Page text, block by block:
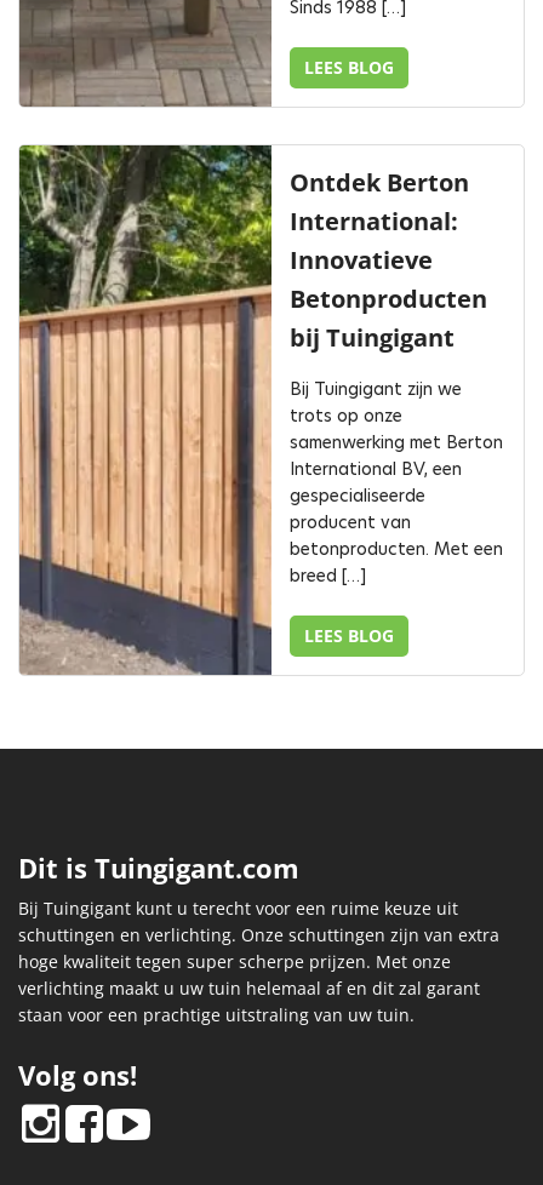
Sinds 1988 […]
LEES BLOG
Ontdek Berton
International:
Innovatieve
Betonproducten
bij Tuingigant
Bij Tuingigant zijn we
trots op onze
samenwerking met Berton
International BV, een
gespecialiseerde
producent van
betonproducten. Met een
breed […]
LEES BLOG
Dit is Tuingigant.com
Bij Tuingigant kunt u terecht voor een ruime keuze uit
schuttingen en verlichting. Onze schuttingen zijn van extra
hoge kwaliteit tegen super scherpe prijzen. Met onze
verlichting maakt u uw tuin helemaal af en dit zal garant
staan voor een prachtige uitstraling van uw tuin.
Volg ons!